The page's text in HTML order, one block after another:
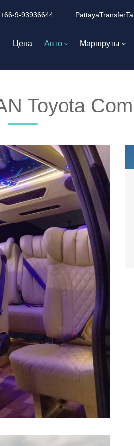
+66-9-93936644
Цена Авто Маршруты
Toyota